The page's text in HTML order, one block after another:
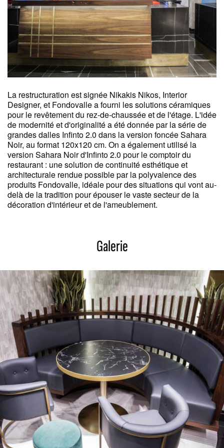
La restructuration est signée Nikakis Nikos, Interior
Designer, et Fondovalle a fourni les solutions céramiques
pour le revêtement du rez-de-chaussée et de l'étage. L'idée
de modernité et d'originalité a été donnée par la série de
grandes dalles Infinto 2.0 dans la version foncée Sahara
Noir, au format 120x120 cm. On a également utilisé la
version Sahara Noir d'Infinto 2.0 pour le comptoir du
restaurant : une solution de continuité esthétique et
architecturale rendue possible par la polyvalence des
produits Fondovalle, idéale pour des situations qui vont au-
delà de la tradition pour épouser le vaste secteur de la
décoration d'intérieur et de l'ameublement.
Galerie